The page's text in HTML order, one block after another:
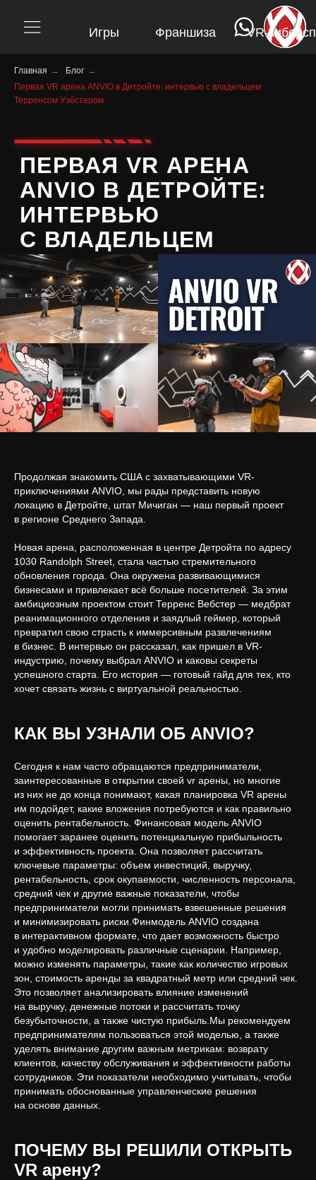
VR-киберспорт FAQ
Главная → Блог →
Первая VR арена ANVIO в Детройте: интервью с владельцем
Терренсом Уэбстером
ANVIO В ДЕТРОЙТЕ:
ИНТЕРВЬЮ
С ВЛАДЕЛЬЦЕМ
ТЕРРЕНСОМ
УЭБСТЕРОМ
Продолжая знакомить США с захватывающими VR-
приключениями ANVIO, мы рады представить новую
локацию в Детройте, штат Мичиган — наш первый проект
в регионе Среднего Запада.
Новая арена, расположенная в центре Детройта по адресу
1030 Randolph Street, стала частью стремительного
обновления города. Она окружена развивающимися
бизнесами и привлекает всё больше посетителей. За этим
амбициозным проектом стоит Терренс Вебстер — медбрат
реанимационного отделения и заядлый геймер, который
превратил свою страсть к иммерсивным развлечениям
в бизнес. В интервью он рассказал, как пришел в VR-
индустрию, почему выбрал ANVIO и каковы секреты
успешного старта. Его история — готовый гайд для тех, кто
хочет связать жизнь с виртуальной реальностью.
КАК ВЫ УЗНАЛИ ОБ ANVIO?
Сегодня к нам часто обращаются предприниматели,
заинтересованные в открытии своей vr арены, но многие
из них не до конца понимают, какая планировка VR арены
им подойдет, какие вложения потребуются и как правильно
оценить рентабельность. Финансовая модель ANVIO
помогает заранее оценить потенциальную прибыльность
и эффективность проекта. Она позволяет рассчитать
ключевые параметры: объем инвестиций, выручку,
рентабельность, срок окупаемости, численность персонала,
средний чек и другие важные показатели, чтобы
предприниматели могли принимать взвешенные решения
и минимизировать риски.Финмодель ANVIO создана
в интерактивном формате, что дает возможность быстро
и удобно моделировать различные сценарии. Например,
можно изменять параметры, такие как количество игровых
зон, стоимость аренды за квадратный метр или средний чек.
Это позволяет анализировать влияние изменений
на выручку, денежные потоки и рассчитать точку
безубыточности, а также чистую прибыль.Мы рекомендуем
предпринимателям пользоваться этой моделью, а также
уделять внимание другим важным метрикам: возврату
клиентов, качеству обслуживания и эффективности работы
сотрудников. Эти показатели необходимо учитывать, чтобы
принимать обоснованные управленческие решения
на основе данных.
ПОЧЕМУ ВЫ РЕШИЛИ ОТКРЫТЬ
VR арену?